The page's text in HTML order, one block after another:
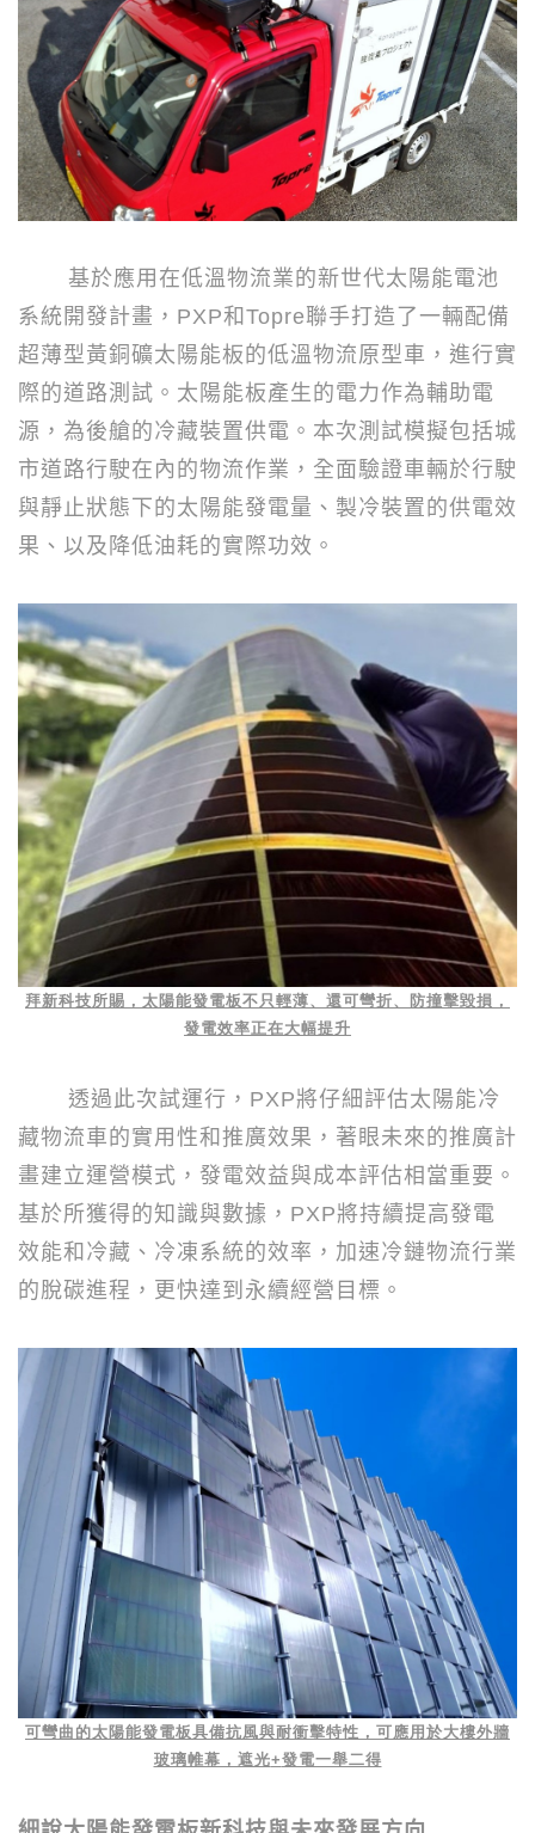
基於應用在低溫物流業的新世代太陽能電池
系統開發計畫， PXP和 Topre聯手打造了一輛配備
超薄型黃銅礦太陽能板的低溫物流原型車，進行實
際的道路測試。太陽能板產生的電力作為輔助電
源，為後艙的冷藏裝置供電。本次測試模擬包括城
市道路行駛在內的物流作業，全面驗證車輛於行駛
與靜止狀態下的太陽能發電量、製冷裝置的供電效
果、以及降低油耗的實際功效。
拜新科技所賜，太陽能發電板不只輕薄、還可彎折、防撞擊毀損，
發電效率正在大幅提升
透過此次試運行， PXP將仔細評估太陽能冷
藏物流車的實用性和推廣效果，著眼未來的推廣計
畫建立運營模式，發電效益與成本評估相當重要。
基於所獲得的知識與數據， PXP將持續提高發電
效能和冷藏、冷凍系統的效率，加速冷鏈物流行業
的脫碳進程，更快達到永續經營目標。
可彎曲的太陽能發電板具備抗風與耐衝擊特性，可應用於大樓外牆
玻璃帷幕，遮光+發電一舉二得